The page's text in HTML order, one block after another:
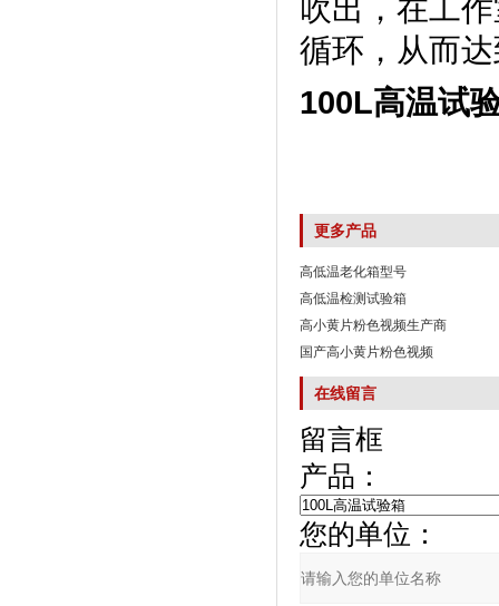
吹出，在工
循环，从
100L高温试
更多产品
高低温老化箱型号
高低温检测试验箱
高小黄片粉色视频生产商
国产高小黄片粉色视频
在线留言
留言框
产品：
您的单位：